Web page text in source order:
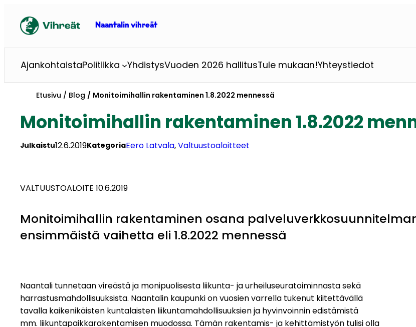
sisältöön
Naantalin vihreät
AjankohtaistaPolitiikka YhdistysVuoden 2026 hallitusTule mukaan!Yhteystiedot
Etusivu Blog Monitoimihallin rakentaminen 1.8.2022 mennessä
Monitoimihallin rakentaminen 1.8.2022
Julkaistu12.6.2019KategoriaEero Latvala, Valtuustoaloitteet
VALTUUSTOALOITE 10.6.2019
Monitoimihallin rakentaminen osana
ensimmäistä vaihetta eli 1.8.2022 mennessä
Naantali tunnetaan vireästä ja monipuolisesta liikunta- ja urheiluseuratoiminnasta sekä
harrastusmahdollisuuksista. Naantalin kaupunki on vuosien varrella tukenut kiitettävällä
tavalla kaikenikäisten kuntalaisten liikuntamahdollisuuksien ja hyvinvoinnin edistämistä
mm. liikuntapaikkarakentamisen muodossa. Tämän rakentamis- ja kehittämistyön tulisi olla